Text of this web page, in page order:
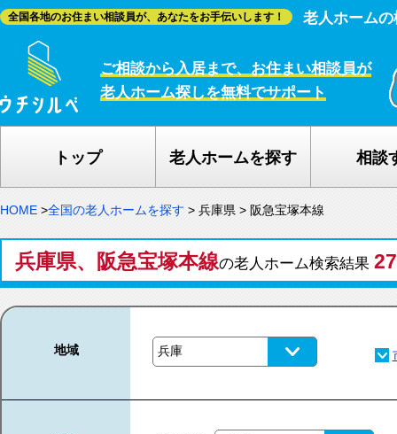
全国各地のお住まい相談員が、あなたをお手伝いします！ 老人ホーム
ご相談から入居まで、お住まい相談員が
老人ホーム探しを無料でサポート
トップ 老人ホームを探す 相談
HOME >全国の老人ホームを探す > 兵庫県 > 阪急宝塚本線
兵庫県、阪急宝塚本線の老人ホーム検索結果
地域